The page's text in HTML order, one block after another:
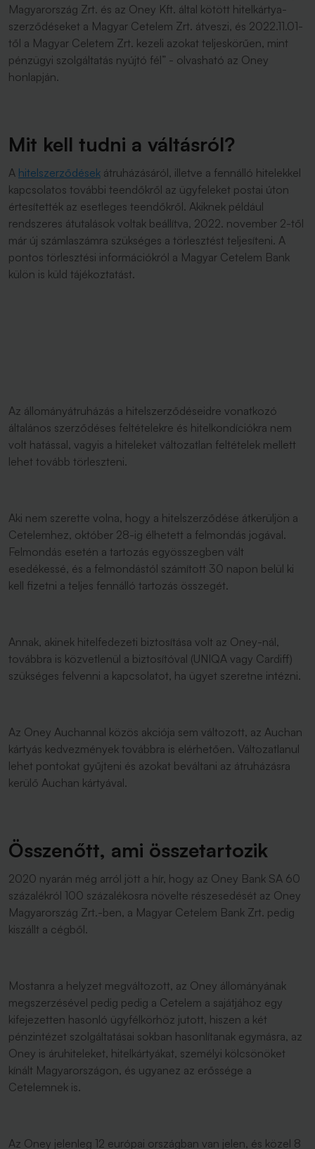
Magyarország Zrt. és az Oney Kft. által kötött hitelkártya-
szerződéseket a Magyar Cetelem Zrt. átveszi, és 2022.11.01-
től a Magyar Celetem Zrt. kezeli azokat teljeskörűen, mint
pénzügyi szolgáltatás nyújtó fél” - olvasható az Oney
honlapján.
Mit kell tudni a váltásról?
A hitelszerződések átruházásáról, illetve a fennálló hitelekkel
kapcsolatos további teendőkről az ügyfeleket postai úton
értesítették az esetleges teendőkről. Akiknek például
rendszeres átutalások voltak beállítva, 2022. november 2-től
már új számlaszámra szükséges a törlesztést teljesíteni. A
pontos törlesztési információkról a Magyar Cetelem Bank
külön is küld tájékoztatást.
Az állományátruházás a hitelszerződéseidre vonatkozó
általános szerződéses feltételekre és hitelkondíciókra nem
volt hatással, vagyis a hiteleket változatlan feltételek mellett
lehet tovább törleszteni.
Aki nem szerette volna, hogy a hitelszerződése átkerüljön a
Cetelemhez, október 28-ig élhetett a felmondás jogával.
Felmondás esetén a tartozás egyösszegben vált
esedékessé, és a felmondástól számított 30 napon belül ki
kell fizetni a teljes fennálló tartozás összegét.
Annak, akinek hitelfedezeti biztosítása volt az Oney-nál,
továbbra is közvetlenül a biztosítóval (UNIQA vagy Cardiff)
szükséges felvenni a kapcsolatot, ha ügyet szeretne intézni.
Az Oney Auchannal közös akciója sem változott, az Auchan
kártyás kedvezmények továbbra is elérhetően. Változatlanul
lehet pontokat gyűjteni és azokat beváltani az átruházásra
kerülő Auchan kártyával.
Összenőtt, ami összetartozik
2020 nyarán még arról jött a hír, hogy az Oney Bank SA 60
százalékról 100 százalékosra növelte részesedését az Oney
Magyarország Zrt.-ben, a Magyar Cetelem Bank Zrt. pedig
kiszállt a cégből.
Mostanra a helyzet megváltozott, az Oney állományának
megszerzésével pedig pedig a Cetelem a sajátjához egy
kifejezetten hasonló ügyfélkörhöz jutott, hiszen a két
pénzintézet szolgáltatásai sokban hasonlítanak egymásra, az
Oney is áruhiteleket, hitelkártyákat, személyi kölcsönöket
kínált Magyarországon, és ugyanez az erőssége a
Cetelemnek is.
Az Oney jelenleg 12 európai országban van jelen, és közel 8